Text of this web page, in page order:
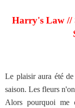
Harry's Law //
Le plaisir aura été
saison. Les fleurs
Alors pourquoi me